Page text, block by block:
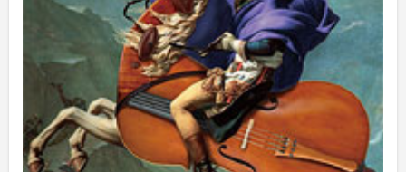
2024年12月
2024年11月
2024年10月 (5)